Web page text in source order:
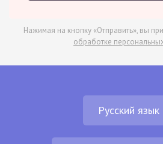
Нажимая на кнопку «Отправить», вы
обработке
Русский язык